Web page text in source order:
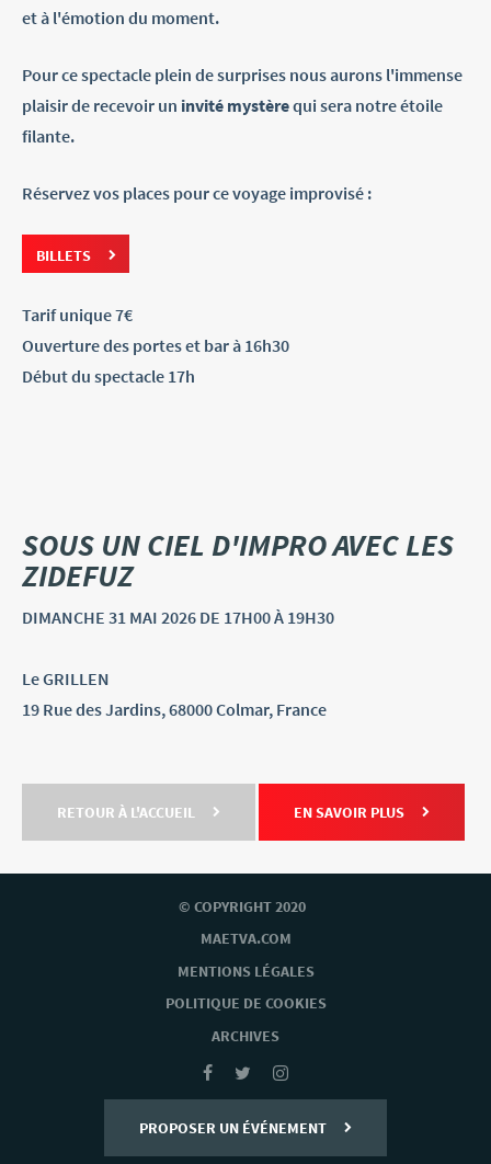
et à l'émotion du moment.
Pour ce spectacle plein de surprises nous aurons l'immense
plaisir de recevoir un invité mystèrequi sera notre étoile
filante.
Réservez vos places pour ce voyage improvisé :
BILLETS
Tarif unique 7€
Ouverture des portes et bar à 16h30
Début du spectacle 17h
SOUS UN CIEL D'IMPRO AVEC LES
ZIDEFUZ
DIMANCHE 31 MAI 2026 DE 17H00 À 19H30
Le GRILLEN
19 Rue des Jardins, 68000 Colmar, France
RETOUR À L'ACCUEIL EN SAVOIR PLUS
© COPYRIGHT 2020
MAETVA.COM
MENTIONS LÉGALES
POLITIQUE DE COOKIES
ARCHIVES
PROPOSER UN ÉVÉNEMENT